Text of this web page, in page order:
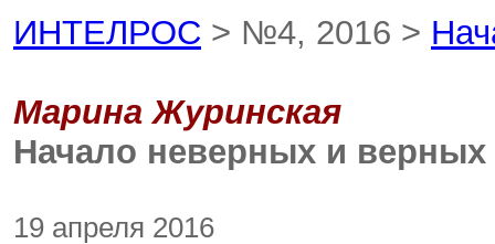
ИНТЕЛРОС > №4, 2016 >
Марина Журинская
Начало неверных и верных
19 апреля 2016